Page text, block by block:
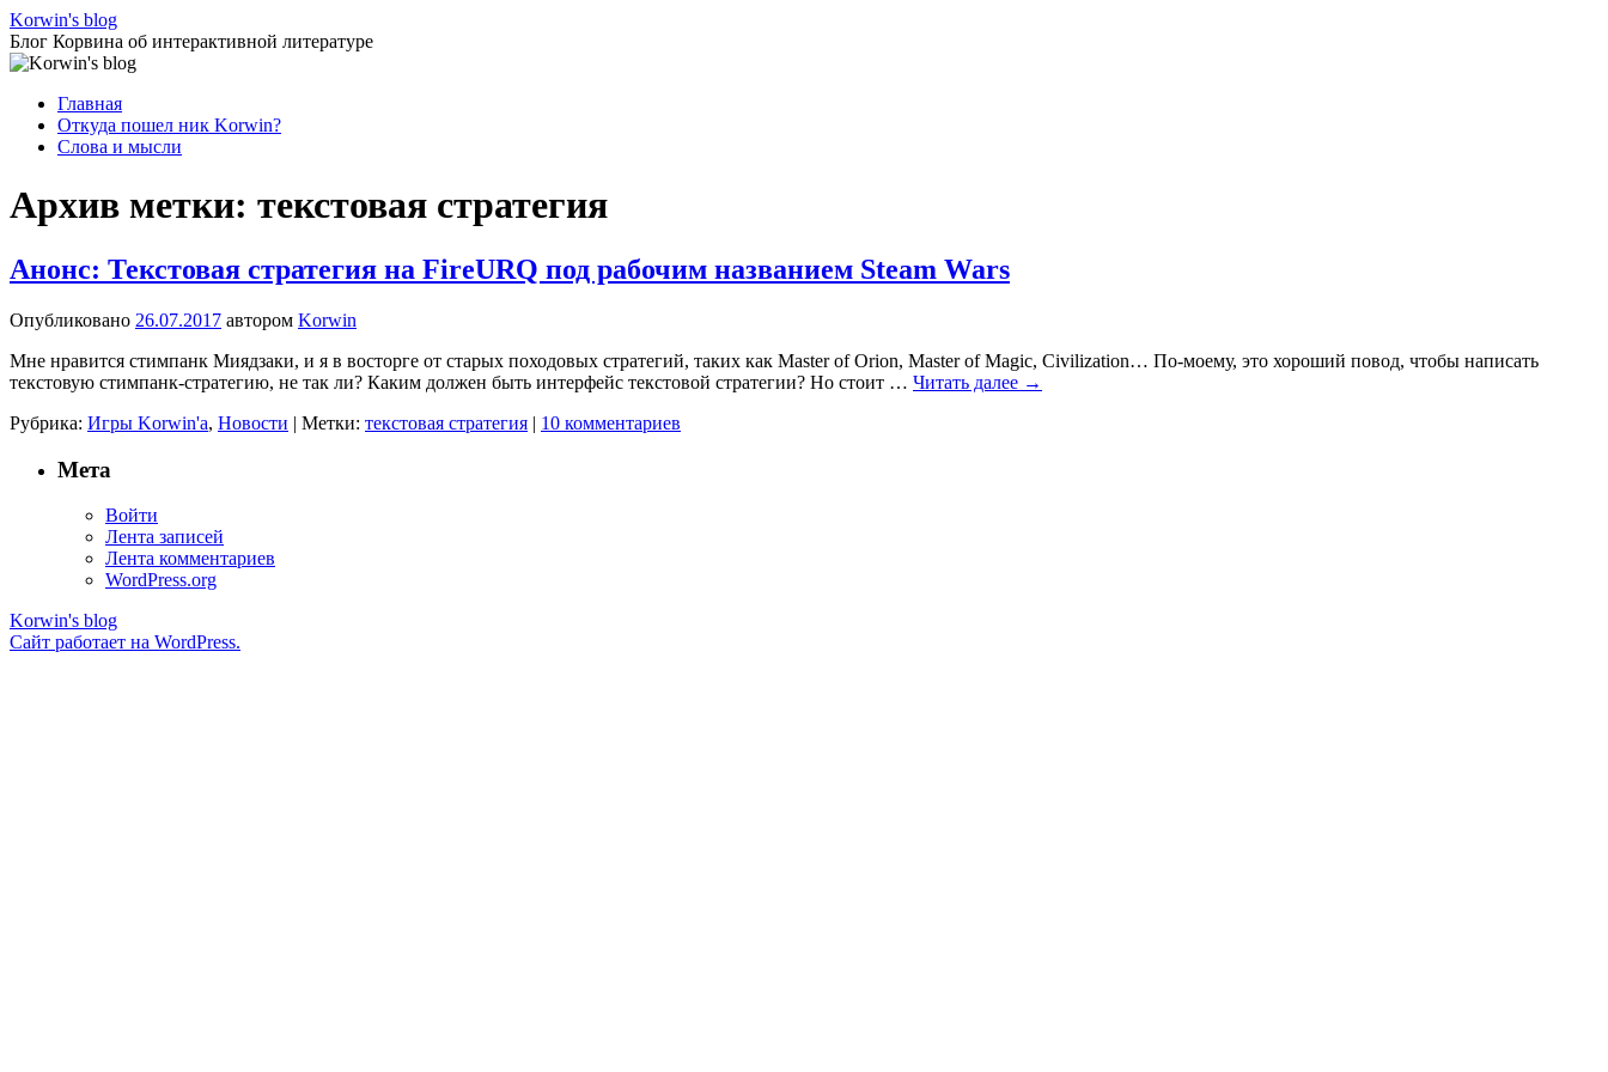
Перейти
к
содержимому
Korwin's blog
Блог Корвина об интерактивной литературе
Главная
Откуда пошел ник Korwin?
Слова и мысли
Архив метки: текстовая стратегия
Анонс: Текстовая стратегия на FireURQ под рабочим названием Steam Wars
Опубликовано 26.07.2017 автором Korwin
Мне нравится стимпанк Миядзаки, и я в восторге от старых походовых стратегий, таких как Master of Orion, Master of Magic, Civilization… По-моему, это хороший повод, чтобы написать
текстовую стимпанк-стратегию, не так ли? Каким должен быть интерфейс текстовой стратегии? Но стоит … Читать далее →
Рубрика: Игры Korwin'a, Новости | Метки: текстовая стратегия | 10 комментариев
Мета
Войти
Лента записей
Лента комментариев
WordPress.org
Korwin's blog
Сайт работает на WordPress.